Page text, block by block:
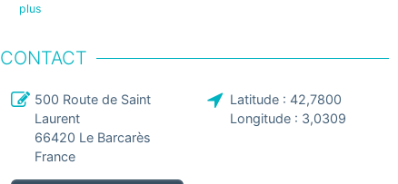
plus
CONTACT
500 Route de Saint
Laurent
66420 Le Barcarès
France
Latitude : 42,7800
Longitude : 3,0309